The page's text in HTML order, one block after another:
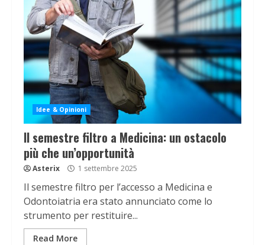
Idee & Opinioni
Il semestre filtro a Medicina: un ostacolo
più che un’opportunità
Asterix 1 settembre 2025
Il semestre filtro per l’accesso a Medicina e
Odontoiatria era stato annunciato come lo
strumento per restituire...
Read More